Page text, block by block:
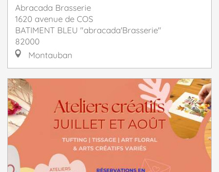
Abracada Brasserie
1620 avenue de COS
BATIMENT BLEU "abracada'Brasserie"
82000
Montauban